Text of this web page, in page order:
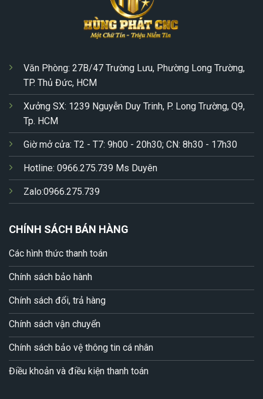
Văn Phòng: 27B/47 Trường Lưu, Phường Long Trường,
TP. Thủ Đức, HCM
Xưởng SX: 1239 Nguyễn Duy Trinh, P. Long Trường, Q9,
Tp. HCM
Giờ mở cửa: T2 - T7: 9h00 - 20h30; CN: 8h30 - 17h30
Hotline: 0966.275.739 Ms Duyên
Zalo:0966.275.739
CHÍNH SÁCH BÁN HÀNG
Các hình thức thanh toán
Chính sách bảo hành
Chính sách đổi, trả hàng
Chính sách vận chuyển
Chính sách bảo vệ thông tin cá nhân
Điều khoản và điều kiện thanh toán